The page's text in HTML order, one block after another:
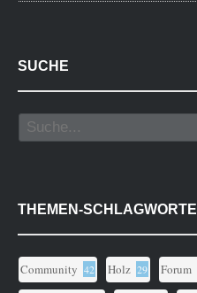
SUCHE
THEMEN-SCHLAGWORTE
Community 42 Holz 29 Forum